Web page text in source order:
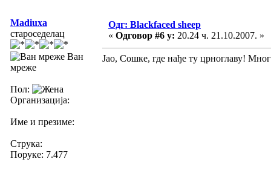
Madiuxa
староседелац
Ван
мреже
Пол:
Организација:
Име и презиме:
Струка:
Поруке: 7.477
Одг: Blackfaced sheep
« Одговор #6 у: 20.24 ч. 21.10.2007. »
Јао, Сошке, где нађе ту црноглаву!